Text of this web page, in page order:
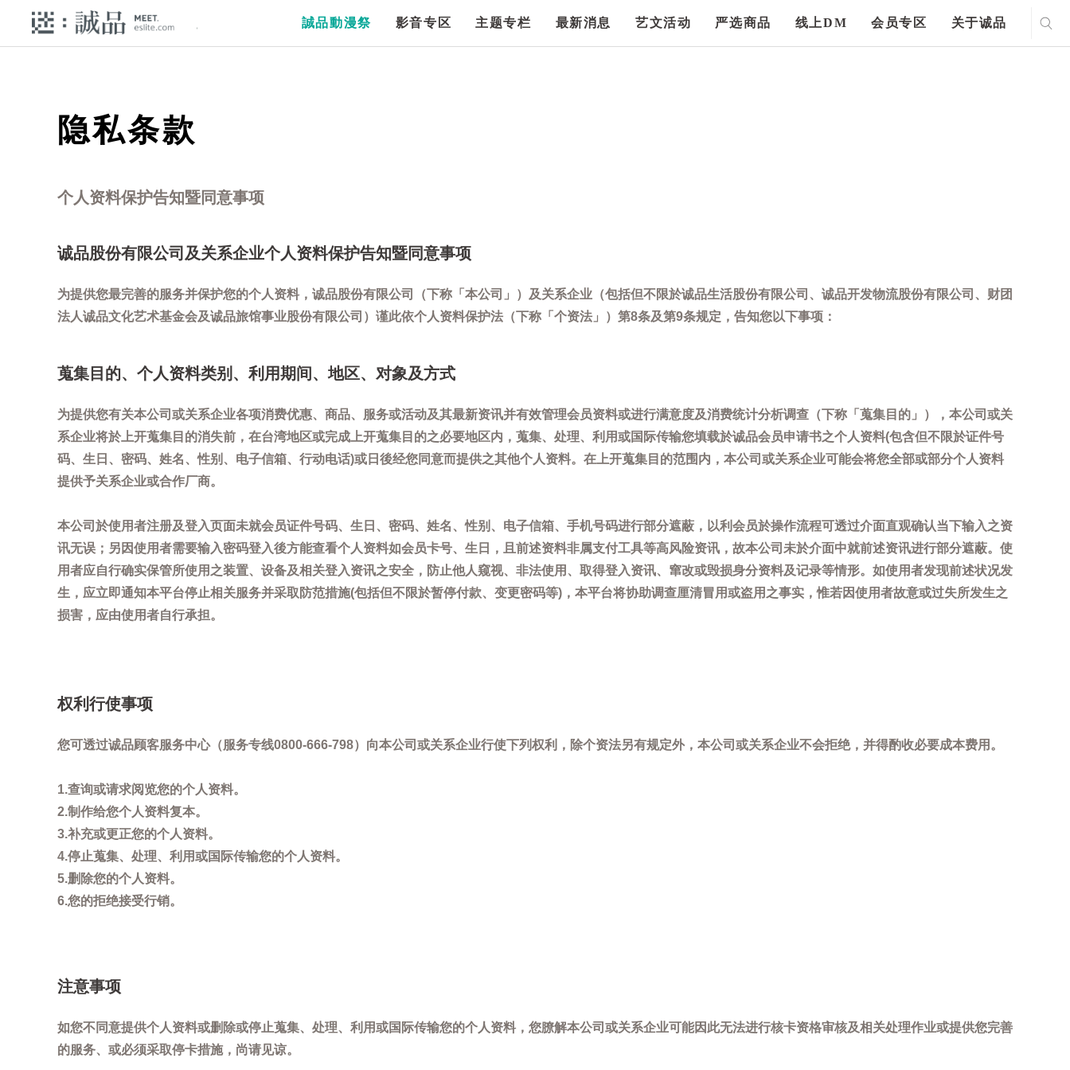
誠品動漫祭 影音专区 主题专栏 最新消息 艺文活动 严选商品 线上DM 会员专区 关于诚品
隐私条款
个人资料保护告知暨同意事项
诚品股份有限公司及关系企业个人资料保护告知暨同意事项
为提供您最完善的服务并保护您的个人资料，诚品股份有限公司（下称「本公司」）及关系企业（包括但不限於诚品生活股份有限公司、诚品开发物流股份有限公司、财团
法人诚品文化艺术基金会及诚品旅馆事业股份有限公司）谨此依个人资料保护法（下称「个资法」）第8条及第9条规定，告知您以下事项：
蒐集目的、个人资料类别、利用期间、地区、对象及方式
为提供您有关本公司或关系企业各项消费优惠、商品、服务或活动及其最新资讯并有效管理会员资料或进行满意度及消费统计分析调查（下称「蒐集目的」），本公司或关
系企业将於上开蒐集目的消失前，在台湾地区或完成上开蒐集目的之必要地区内，蒐集、处理、利用或国际传输您填载於诚品会员申请书之个人资料(包含但不限於证件号
码、生日、密码、姓名、性别、电子信箱、行动电话)或日後经您同意而提供之其他个人资料。在上开蒐集目的范围内，本公司或关系企业可能会将您全部或部分个人资料
提供予关系企业或合作厂商。
本公司於使用者注册及登入页面未就会员证件号码、生日、密码、姓名、性别、电子信箱、手机号码进行部分遮蔽，以利会员於操作流程可透过介面直观确认当下输入之资
讯无误；另因使用者需要输入密码登入後方能查看个人资料如会员卡号、生日，且前述资料非属支付工具等高风险资讯，故本公司未於介面中就前述资讯进行部分遮蔽。使
用者应自行确实保管所使用之装置、设备及相关登入资讯之安全，防止他人窥视、非法使用、取得登入资讯、窜改或毁损身分资料及记录等情形。如使用者发现前述状况发
生，应立即通知本平台停止相关服务并采取防范措施(包括但不限於暂停付款、变更密码等)，本平台将协助调查厘清冒用或盗用之事实，惟若因使用者故意或过失所发生之
损害，应由使用者自行承担。
权利行使事项
您可透过诚品顾客服务中心（服务专线0800-666-798）向本公司或关系企业行使下列权利，除个资法另有规定外，本公司或关系企业不会拒绝，并得酌收必要成本费用。
1.查询或请求阅览您的个人资料。
2.制作给您个人资料复本。
3.补充或更正您的个人资料。
4.停止蒐集、处理、利用或国际传输您的个人资料。
5.删除您的个人资料。
6.您的拒绝接受行销。
注意事项
如您不同意提供个人资料或删除或停止蒐集、处理、利用或国际传输您的个人资料，您膫解本公司或关系企业可能因此无法进行核卡资格审核及相关处理作业或提供您完善
的服务、或必须采取停卡措施，尚请见谅。